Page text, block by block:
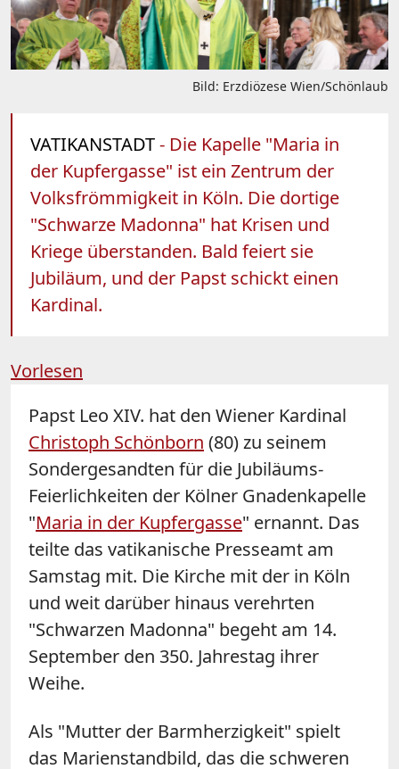
Bild: Erzdiözese Wien/Schönlaub
VATIKANSTADT- Die Kapelle "Maria in
der Kupfergasse" ist ein Zentrum der
Volksfrömmigkeit in Köln. Die dortige
"Schwarze Madonna" hat Krisen und
Kriege überstanden. Bald feiert sie
Jubiläum, und der Papst schickt einen
Kardinal.
Vorlesen
Papst Leo XIV. hat den Wiener Kardinal
Christoph Schönborn (80) zu seinem
Sondergesandten für die Jubiläums-
Feierlichkeiten der Kölner Gnadenkapelle
"Maria in der Kupfergasse" ernannt. Das
teilte das vatikanische Presseamt am
Samstag mit. Die Kirche mit der in Köln
und weit darüber hinaus verehrten
"Schwarzen Madonna" begeht am 14.
September den 350. Jahrestag ihrer
Weihe.
Als "Mutter der Barmherzigkeit" spielt
das Marienstandbild, das die schweren